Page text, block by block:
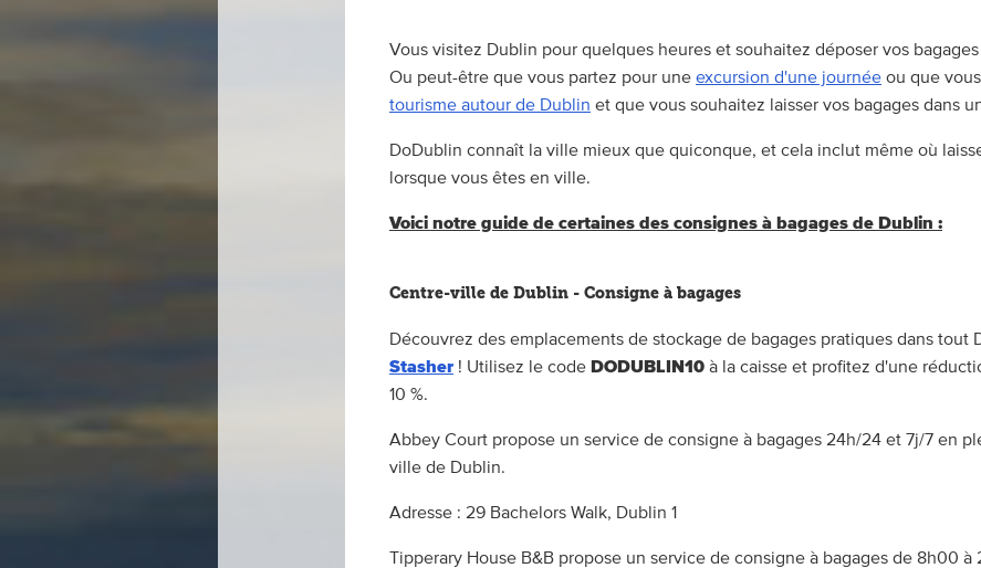
Vous visitez Dublin pour quelques heures et souhaitez déposer vos
Ou peut-être que vous partez pour une excursion d'une journée ou que
tourisme autour de Dublin et que vous souhaitez laisser vos bagages dans
DoDublin connaît la ville mieux que quiconque, et cela inclut même où
lorsque vous êtes en ville.
Voici notre guide de certaines des consignes à bagages de Dublin :
Centre-ville de Dublin - Consigne à bagages
Découvrez des emplacements de stockage de bagages pratiques dans tout
Stasher ! Utilisez le code DODUBLIN10 à la caisse et profitez d'une
10 %.
Abbey Court propose un service de consigne à bagages 24h/24 et 7j/7 en
ville de Dublin.
Adresse : 29 Bachelors Walk, Dublin 1
Tipperary House B&B propose un service de consigne à bagages de 8h00 à